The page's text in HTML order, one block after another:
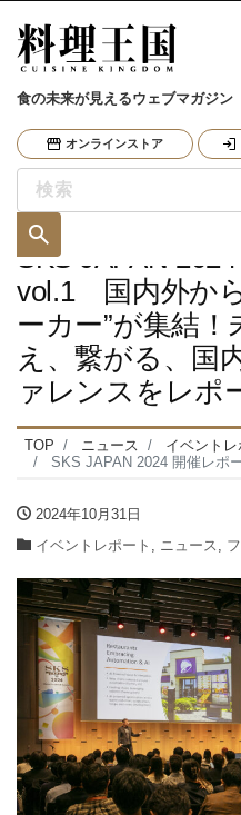
食の未来が見えるウェブマガジン
オンラインストア
SKS JAPAN
vol.1 国内外か
ーカー”が集結
え、繋がる、国
ァレンスをレポ
TOP ニュース
イベントレ
SKS JAPAN 2024 開催レポート vol.1 国内外から“食のチェンジメー
2024年10月31日
イベントレポート , ニュース,